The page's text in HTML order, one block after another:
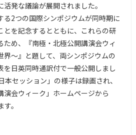
発な議論が展開されました。
る2つの国際シンポジウムが同時期に
とを記念するとともに、これらの研
ため、『南極・北極公開講演会ウィ
界～』と題して、両シンポジウムの
を日英同時通訳付で一般公開しまし
本セッション」の様子は録画され、
演会ウィーク」ホームページから
。